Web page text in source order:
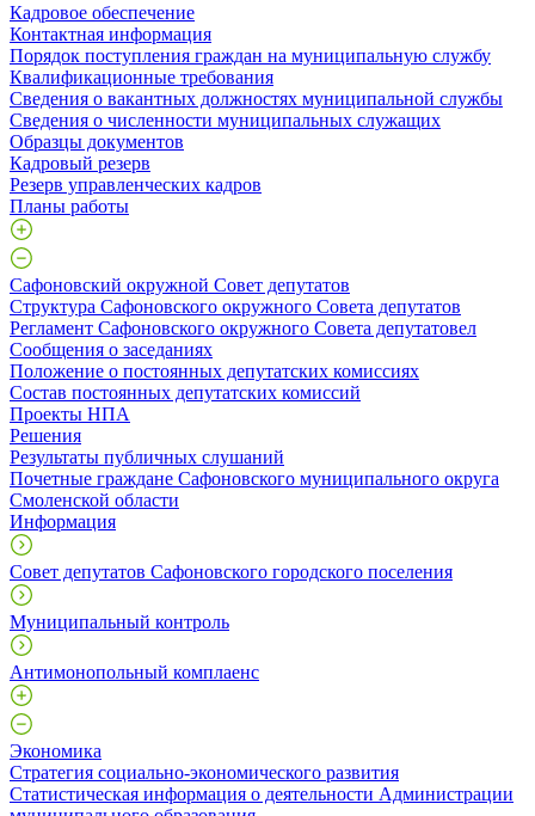
Кадровое обеспечение
Контактная информация
Порядок поступления граждан на муниципальную службу
Квалификационные требования
Сведения о вакантных должностях муниципальной службы
Сведения о численности муниципальных служащих
Образцы документов
Кадровый резерв
Резерв управленческих кадров
Планы работы
Сафоновский окружной Совет депутатов
Структура Сафоновского окружного Совета депутатов
Регламент Сафоновского окружного Совета депутатовел
Сообщения о заседаниях
Положение о постоянных депутатских комиссиях
Состав постоянных депутатских комиссий
Проекты НПА
Решения
Результаты публичных слушаний
Почетные граждане Сафоновского муниципального округа
Смоленской области
Информация
Совет депутатов Сафоновского городского поселения
Муниципальный контроль
Антимонопольный комплаенс
Экономика
Стратегия социально-экономического развития
Статистическая информация о деятельности Администрации